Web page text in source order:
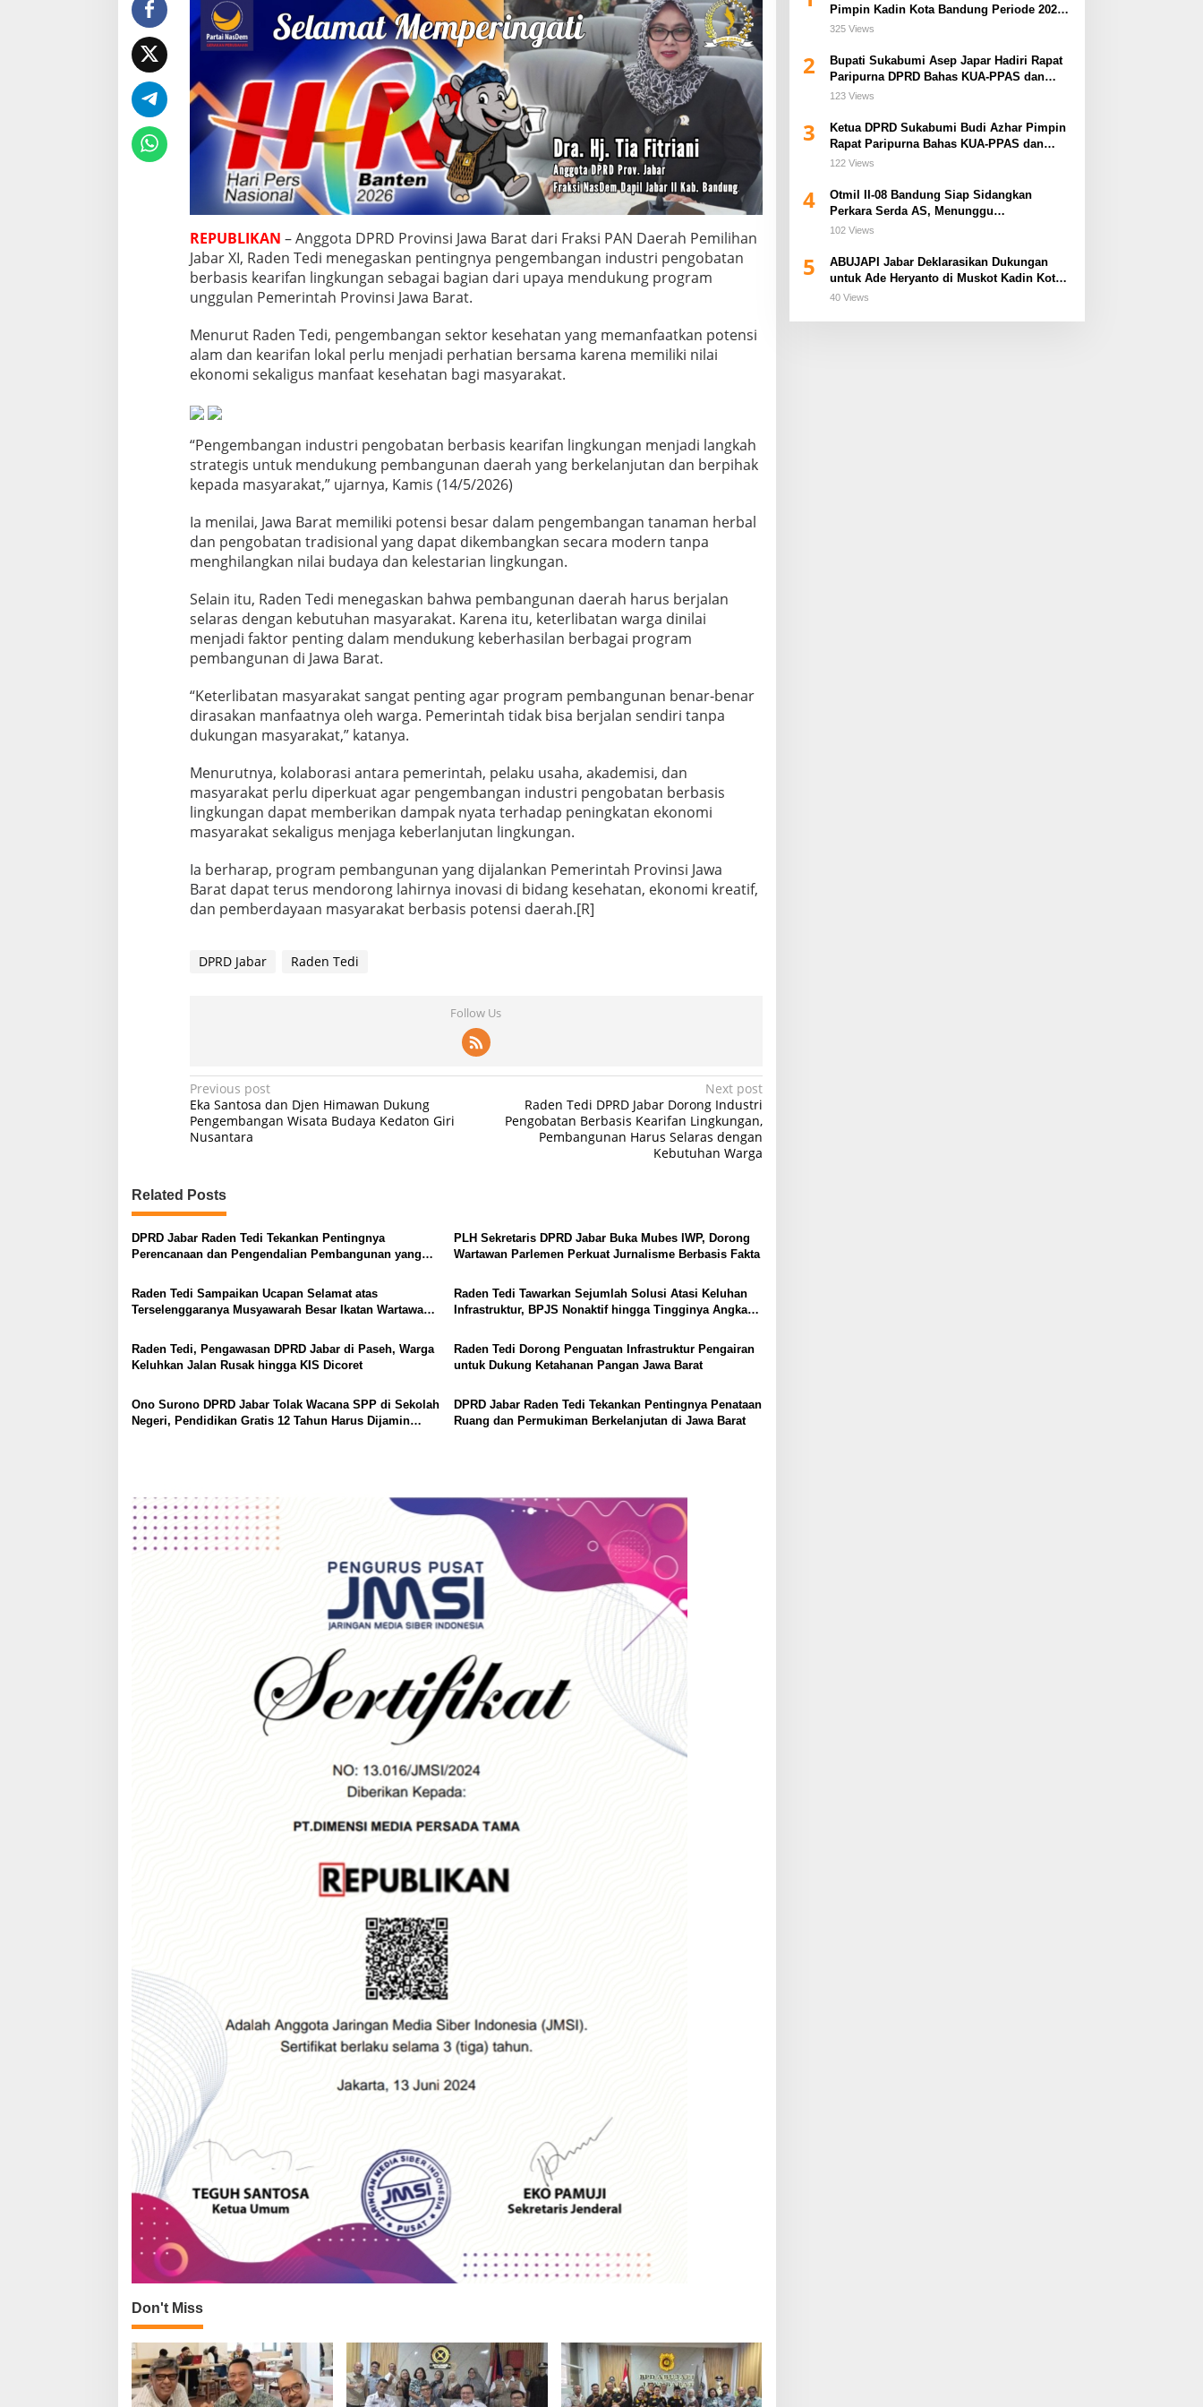
a
n
B
e
r
b
a
s
i
K
e
a
r
i
f
a
n
L
n
g
k
u
n
,
P
e
b
a
n
g
n
a
n
H
a
u
s
S
e
a
r
a
s
n
g
a
e
W
a
r
g
REPUBLIKAN – Anggota DPRD Provinsi Jawa Barat dari Fraksi PAN Daerah Pemilihan
Jabar XI, Raden Tedi menegaskan pentingnya pengembangan industri pengobatan
berbasis kearifan lingkungan sebagai bagian dari upaya mendukung program
unggulan Pemerintah Provinsi Jawa Barat.
Menurut Raden Tedi, pengembangan sektor kesehatan yang memanfaatkan potensi
alam dan kearifan lokal perlu menjadi perhatian bersama karena memiliki nilai
ekonomi sekaligus manfaat kesehatan bagi masyarakat.
“Pengembangan industri pengobatan berbasis kearifan lingkungan menjadi langkah
strategis untuk mendukung pembangunan daerah yang berkelanjutan dan berpihak
kepada masyarakat,” ujarnya, Kamis (14/5/2026)
Ia menilai, Jawa Barat memiliki potensi besar dalam pengembangan tanaman herbal
dan pengobatan tradisional yang dapat dikembangkan secara modern tanpa
menghilangkan nilai budaya dan kelestarian lingkungan.
Selain itu, Raden Tedi menegaskan bahwa pembangunan daerah harus berjalan
selaras dengan kebutuhan masyarakat. Karena itu, keterlibatan warga dinilai
menjadi faktor penting dalam mendukung keberhasilan berbagai program
pembangunan di Jawa Barat.
“Keterlibatan masyarakat sangat penting agar program pembangunan benar-benar
dirasakan manfaatnya oleh warga. Pemerintah tidak bisa berjalan sendiri tanpa
dukungan masyarakat,” katanya.
Menurutnya, kolaborasi antara pemerintah, pelaku usaha, akademisi, dan
masyarakat perlu diperkuat agar pengembangan industri pengobatan berbasis
lingkungan dapat memberikan dampak nyata terhadap peningkatan ekonomi
masyarakat sekaligus menjaga keberlanjutan lingkungan.
Ia berharap, program pembangunan yang dijalankan Pemerintah Provinsi Jawa
Barat dapat terus mendorong lahirnya inovasi di bidang kesehatan, ekonomi kreatif,
dan pemberdayaan masyarakat berbasis potensi daerah.[R]
DPRD Jabar Raden Tedi
Follow Us
P
o
s
n
a
v
g
a
t
i
o
n
Previous post
Eka Santosa dan Djen Himawan Dukung
Pengembangan Wisata Budaya Kedaton Giri
Nusantara
Next post
Raden Tedi DPRD Jabar Dorong Industri
Pengobatan Berbasis Kearifan Lingkungan,
Pembangunan Harus Selaras dengan
Kebutuhan Warga
Related Posts
DPRD Jabar Raden Tedi Tekankan Pentingnya
Perencanaan dan Pengendalian Pembangunan yang
PLH Sekretaris DPRD Jabar Buka Mubes IWP, Dorong
Wartawan Parlemen Perkuat Jurnalisme Berbasis Fakta
Raden Tedi Sampaikan Ucapan Selamat atas
Terselenggaranya Musyawarah Besar Ikatan Wartawan
Raden Tedi Tawarkan Sejumlah Solusi Atasi Keluhan
Infrastruktur, BPJS Nonaktif hingga Tingginya Angka
Raden Tedi, Pengawasan DPRD Jabar di Paseh, Warga
Keluhkan Jalan Rusak hingga KIS Dicoret
Raden Tedi Dorong Penguatan Infrastruktur Pengairan
untuk Dukung Ketahanan Pangan Jawa Barat
Ono Surono DPRD Jabar Tolak Wacana SPP di Sekolah
Negeri, Pendidikan Gratis 12 Tahun Harus Dijamin
DPRD Jabar Raden Tedi Tekankan Pentingnya Penataan
Ruang dan Permukiman Berkelanjutan di Jawa Barat
Don't Miss
Pimpin Kadin Kota Bandung Periode 2026–
2031
325 Views
2
Bupati Sukabumi Asep Japar Hadiri Rapat
Paripurna DPRD Bahas KUA-PPAS dan
Raperda Disabilitas
123 Views
3
Ketua DPRD Sukabumi Budi Azhar Pimpin
Rapat Paripurna Bahas KUA-PPAS dan
Raperda Tirta Jaya
122 Views
4
Otmil II-08 Bandung Siap Sidangkan
Perkara Serda AS, Menunggu
Rekomendasi Korem Sunan Gunung Jati
102 Views
5
ABUJAPI Jabar Deklarasikan Dukungan
untuk Ade Heryanto di Muskot Kadin Kota
Bandung
40 Views